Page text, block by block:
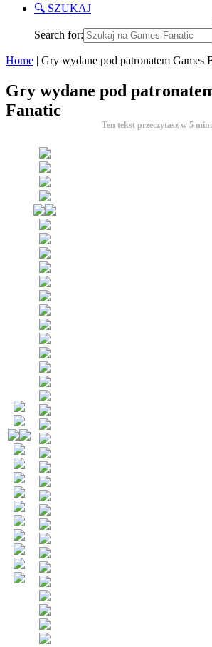
🔍 SZUKAJ
Search for:
Home | Gry wydane pod patronatem Games
Gry wydane pod
Fanatic
Ten tekst przeczytasz w 5